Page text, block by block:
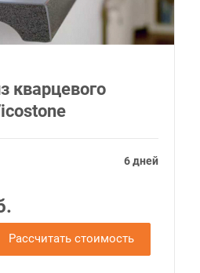
кварцевого
6 дней
Рассчитать стоимость